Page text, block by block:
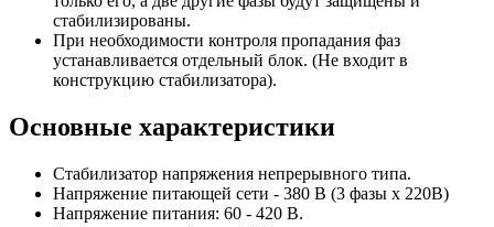
стабилизированы.
При необходимости контроля пропадания фаз
устанавливается отдельный блок. (Не входит в
конструкцию стабилизатора).
Основные характеристики
Стабилизатор напряжения непрерывного типа.
Напряжение питающей сети - 380 В (3 фазы х 220В)
Напряжение питания: 60 - 420 В.